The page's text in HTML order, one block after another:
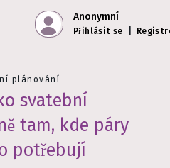
Anonymní
Přihlásit se
plánování
svatební
tam, kde páry
potřebují